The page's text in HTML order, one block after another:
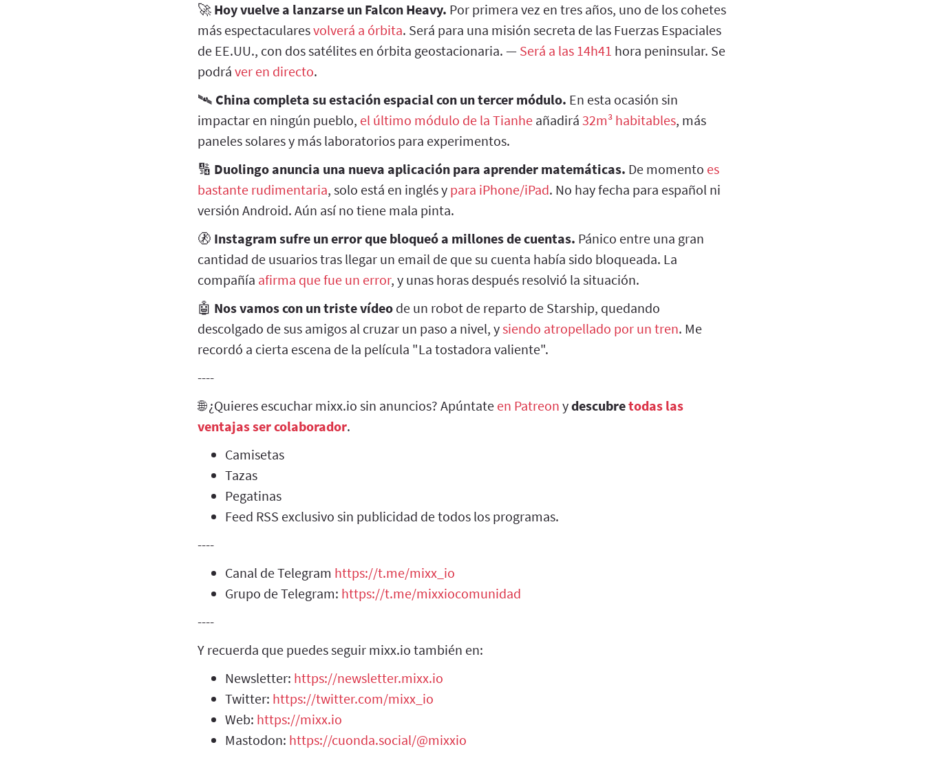
🚀 Hoy vuelve a lanzarse un Falcon Heavy. Por primera vez en tres años, uno de los cohetes
más espectacularesvolverá a órbita. Será para una misión secreta de las Fuerzas Espaciales
de EE.UU., con dos satélites en órbita geostacionaria. — Será a las 14h41 hora peninsular. Se
podrá ver en directo.
🛰️ China completa su estación espacial con un tercer módulo. En esta ocasión sin
impactar en ningún pueblo, el último módulo de la Tianhe añadirá 32m³ habitables, más
paneles solares y más laboratorios para experimentos.
🔢 Duolingo anuncia una nueva aplicación para aprender matemáticas. De momento es
bastante rudimentaria, solo está en inglés y para iPhone/iPad. No hay fecha para español ni
versión Android. Aún así no tiene mala pinta.
🚷 Instagram sufre un error que bloqueó a millones de cuentas. Pánico entre una gran
cantidad de usuarios tras llegar un email de que su cuenta había sido bloqueada. La
compañía afirma que fue un error, y unas horas después resolvió la situación.
🤖 Nos vamos con un triste vídeo de un robot de reparto de Starship, quedando
descolgado de sus amigos al cruzar un paso a nivel, ysiendo atropellado por un tren. Me
recordó a cierta escena de la película "La tostadora valiente".
----
🌐 ¿Quieres escuchar mixx.io sin anuncios? Apúntate en Patreon ydescubretodas las
ventajas ser colaborador.
Camisetas
Tazas
Pegatinas
Feed RSS exclusivo sin publicidad de todos los programas.
----
Canal de Telegram https://t.me/mixx_io
Grupo de Telegram: https://t.me/mixxiocomunidad
----
Y recuerda que puedes seguir mixx.io también en:
Newsletter: https://newsletter.mixx.io
Twitter: https://twitter.com/mixx_io
Web: https://mixx.io
Mastodon: https://cuonda.social/@mixxio